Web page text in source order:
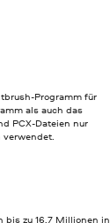
Programm für
als auch das
PCX-Dateien nur
bis zu 16,7 Millionen in